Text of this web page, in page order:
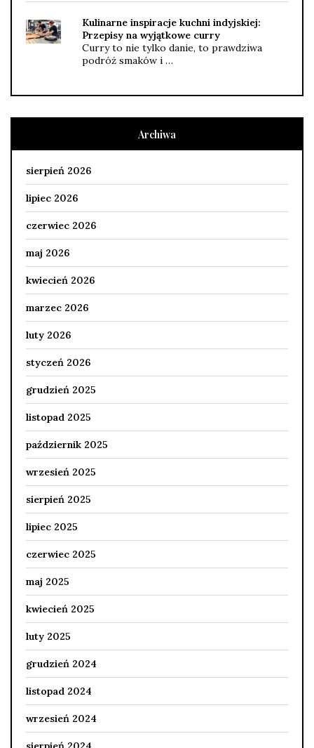
Kulinarne inspiracje kuchni indyjskiej:
Przepisy na wyjątkowe curry
Curry to nie tylko danie, to prawdziwa
podróż smaków i …
Archiwa
sierpień 2026
lipiec 2026
czerwiec 2026
maj 2026
kwiecień 2026
marzec 2026
luty 2026
styczeń 2026
grudzień 2025
listopad 2025
październik 2025
wrzesień 2025
sierpień 2025
lipiec 2025
czerwiec 2025
maj 2025
kwiecień 2025
luty 2025
grudzień 2024
listopad 2024
wrzesień 2024